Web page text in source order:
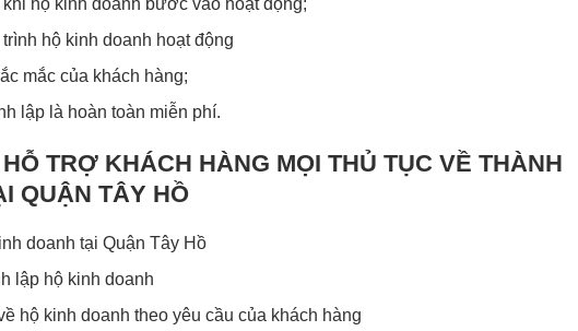
hộ kinh doanh hoạt động
mắc của khách hàng;
lập là hoàn toàn miễn phí.
TRỢ KHÁCH HÀNG MỌI THỦ TỤC VỀ THÀNH
QUẬN TÂY HỒ
doanh tại Quận Tây Hồ
lập hộ kinh doanh
hộ kinh doanh theo yêu cầu của khách hàng